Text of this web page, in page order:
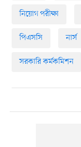
নিয়োগ পরীক্ষা
পিএসসি নার্স
সরকারি কর্মকমিশন